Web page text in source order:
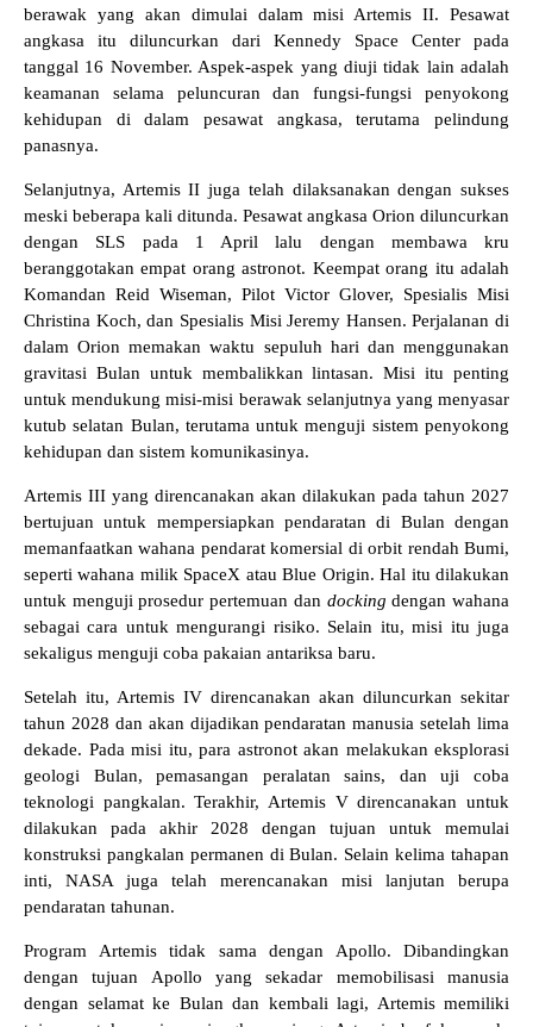
berawak yang akan dimulai dalam misi Artemis II. Pesawat
angkasa itu diluncurkan dari Kennedy Space Center pada
tanggal 16 November. Aspek-aspek yang diuji tidak lain adalah
keamanan selama peluncuran dan fungsi-fungsi penyokong
kehidupan di dalam pesawat angkasa, terutama pelindung
panasnya.
Selanjutnya, Artemis II juga telah dilaksanakan dengan sukses
meski beberapa kali ditunda. Pesawat angkasa Orion diluncurkan
dengan SLS pada 1 April lalu dengan membawa kru
beranggotakan empat orang astronot. Keempat orang itu adalah
Komandan Reid Wiseman, Pilot Victor Glover, Spesialis Misi
Christina Koch, dan Spesialis Misi Jeremy Hansen. Perjalanan di
dalam Orion memakan waktu sepuluh hari dan menggunakan
gravitasi Bulan untuk membalikkan lintasan. Misi itu penting
untuk mendukung misi-misi berawak selanjutnya yang menyasar
kutub selatan Bulan, terutama untuk menguji sistem penyokong
kehidupan dan sistem komunikasinya.
Artemis III yang direncanakan akan dilakukan pada tahun 2027
bertujuan untuk mempersiapkan pendaratan di Bulan dengan
memanfaatkan wahana pendarat komersial di orbit rendah Bumi,
seperti wahana milik SpaceX atau Blue Origin. Hal itu dilakukan
untuk menguji prosedur pertemuan dan dockingdengan wahana
sebagai cara untuk mengurangi risiko. Selain itu, misi itu juga
sekaligus menguji coba pakaian antariksa baru.
Setelah itu, Artemis IV direncanakan akan diluncurkan sekitar
tahun 2028 dan akan dijadikan pendaratan manusia setelah lima
dekade. Pada misi itu, para astronot akan melakukan eksplorasi
geologi Bulan, pemasangan peralatan sains, dan uji coba
teknologi pangkalan. Terakhir, Artemis V direncanakan untuk
dilakukan pada akhir 2028 dengan tujuan untuk memulai
konstruksi pangkalan permanen di Bulan. Selain kelima tahapan
inti, NASA juga telah merencanakan misi lanjutan berupa
pendaratan tahunan.
Program Artemis tidak sama dengan Apollo. Dibandingkan
dengan tujuan Apollo yang sekadar memobilisasi manusia
dengan selamat ke Bulan dan kembali lagi, Artemis memiliki